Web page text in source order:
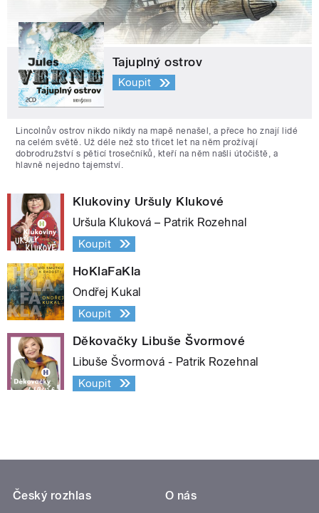
Tajuplný ostrov
Koupit
Lincolnův ostrov nikdo nikdy na mapě nenašel, a přece ho znají lidé
na celém světě. Už déle než sto třicet let na něm prožívají
dobrodružství s pěticí trosečníků, kteří na něm našli útočiště, a
hlavně nejedno tajemství.
Klukoviny Uršuly Klukové
Uršula Kluková – Patrik Rozehnal
Koupit
HoKlaFaKla
Ondřej Kukal
Koupit
Děkovačky Libuše Švormové
Libuše Švormová - Patrik Rozehnal
Koupit
Český rozhlas
O nás